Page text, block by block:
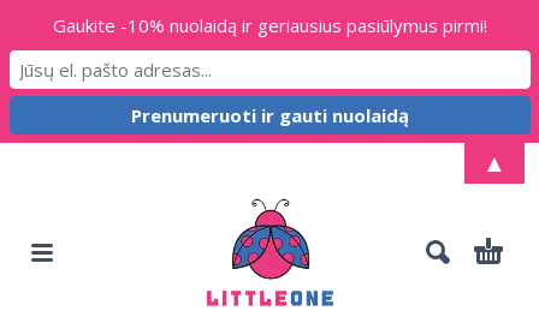
Gaukite -10% nuolaidą ir geriausius pasiūlymus pirmi!
▲